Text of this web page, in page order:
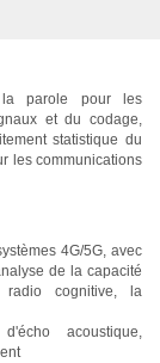
parole pour les
et du codage,
statistique du
les communications
4G/5G, avec
de la capacité
cognitive, la
acoustique,